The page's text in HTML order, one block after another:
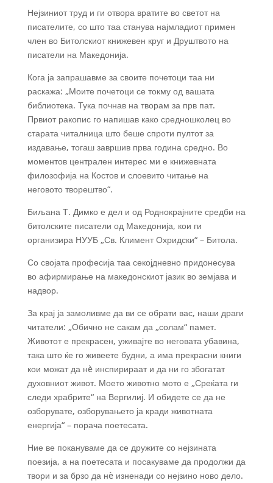
Нејзиниот труд и ги отвора вратите во светот на
писателите, со што таа станува најмладиот примен
член во Битолскиот книжевен круг и Друштвото на
писатели на Македонија.
Кога ја запрашавме за своите почетоци таа ни
раскажа: „Моите почетоци се токму од вашата
библиотека. Тука почнав на творам за прв пат.
Првиот ракопис го напишав како средношколец во
старата читалница што беше спроти пултот за
издавање, тогаш завршив прва година средно. Во
моментов централен интерес ми е книжевната
филозофија на Костов и слоевито читање на
неговото творештво“.
Биљана Т. Димко е дел и од Роднокрајните средби на
битолските писатели од Македонија, кои ги
организира НУУБ „Св. Климент Охридски“ – Битола.
Со својата професија таа секојдневно придонесува
во афирмирање на македонскиот јазик во земјава и
надвор.
За крај ја замоливме да ви се обрати вас, наши драги
читатели: „Обично не сакам да „солам“ памет.
Животот е прекрасен, уживајте во неговата убавина,
така што ќе го живеете будни, а има прекрасни книги
кои можат да нè инспирираат и да ни го збогатат
духовниот живот. Моето животно мото е „Среќата ги
следи храбрите“ на Вергилиј. И обидете се да не
озборувате, озборувањето ја кради животната
енергија“ – порача поетесата.
Ние ве покануваме да се дружите со нејзината
поезија, а на поетесата и посакуваме да продолжи да
твори и за брзо да нè изненади со нејзино ново дело.